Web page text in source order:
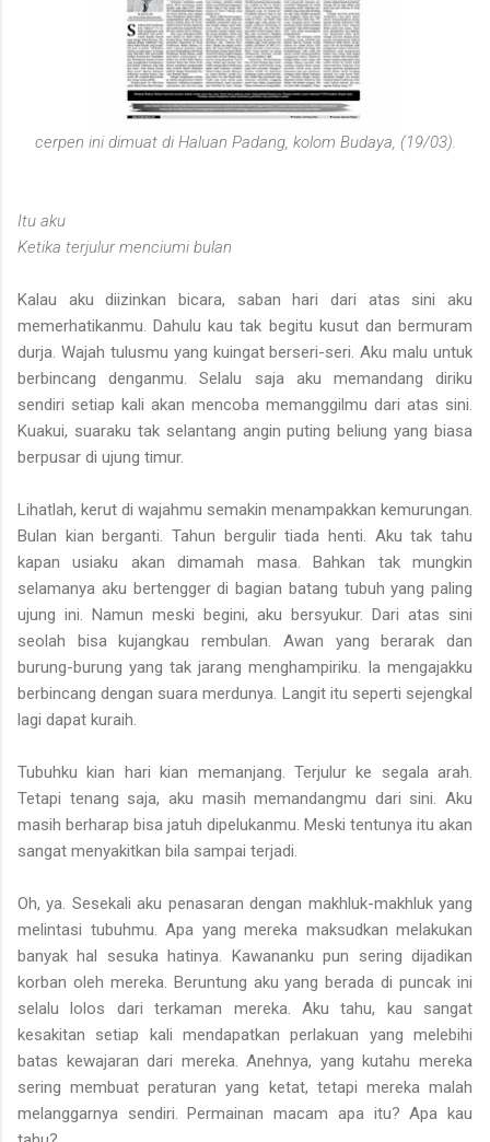
cerpen ini dimuat di Haluan Padang, kolom Budaya, (19/03).
Itu aku
Ketika terjulur menciumi bulan
Kalau aku diizinkan bicara, saban hari dari atas sini aku
memerhatikanmu. Dahulu kau tak begitu kusut dan bermuram
durja. Wajah tulusmu yang kuingat berseri-seri. Aku malu untuk
berbincang denganmu. Selalu saja aku memandang diriku
sendiri setiap kali akan mencoba memanggilmu dari atas sini.
Kuakui, suaraku tak selantang angin puting beliung yang biasa
berpusar di ujung timur.
Lihatlah, kerut di wajahmu semakin menampakkan kemurungan.
Bulan kian berganti. Tahun bergulir tiada henti. Aku tak tahu
kapan usiaku akan dimamah masa. Bahkan tak mungkin
selamanya aku bertengger di bagian batang tubuh yang paling
ujung ini. Namun meski begini, aku bersyukur. Dari atas sini
seolah bisa kujangkau rembulan. Awan yang berarak dan
burung-burung yang tak jarang menghampiriku. Ia mengajakku
berbincang dengan suara merdunya. Langit itu seperti sejengkal
lagi dapat kuraih.
Tubuhku kian hari kian memanjang. Terjulur ke segala arah.
Tetapi tenang saja, aku masih memandangmu dari sini. Aku
masih berharap bisa jatuh dipelukanmu. Meski tentunya itu akan
sangat menyakitkan bila sampai terjadi.
Oh, ya. Sesekali aku penasaran dengan makhluk-makhluk yang
melintasi tubuhmu. Apa yang mereka maksudkan melakukan
banyak hal sesuka hatinya. Kawananku pun sering dijadikan
korban oleh mereka. Beruntung aku yang berada di puncak ini
selalu lolos dari terkaman mereka. Aku tahu, kau sangat
kesakitan setiap kali mendapatkan perlakuan yang melebihi
batas kewajaran dari mereka. Anehnya, yang kutahu mereka
sering membuat peraturan yang ketat, tetapi mereka malah
melanggarnya sendiri. Permainan macam apa itu? Apa kau